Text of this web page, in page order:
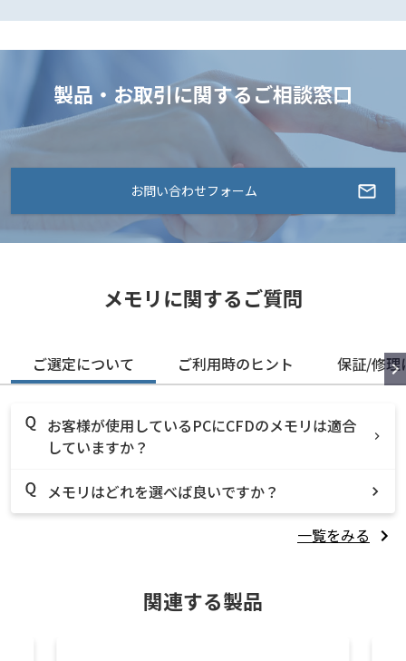
製品・お取引に関するご相談窓口
お問い合わせフォーム
メモリに関するご質問
ご選定について ご利用時のヒント 保証/修理
お客様が使用しているPCにCFDのメモリは適合
していますか？
メモリはどれを選べば良いですか？
一覧をみる
関連する製品